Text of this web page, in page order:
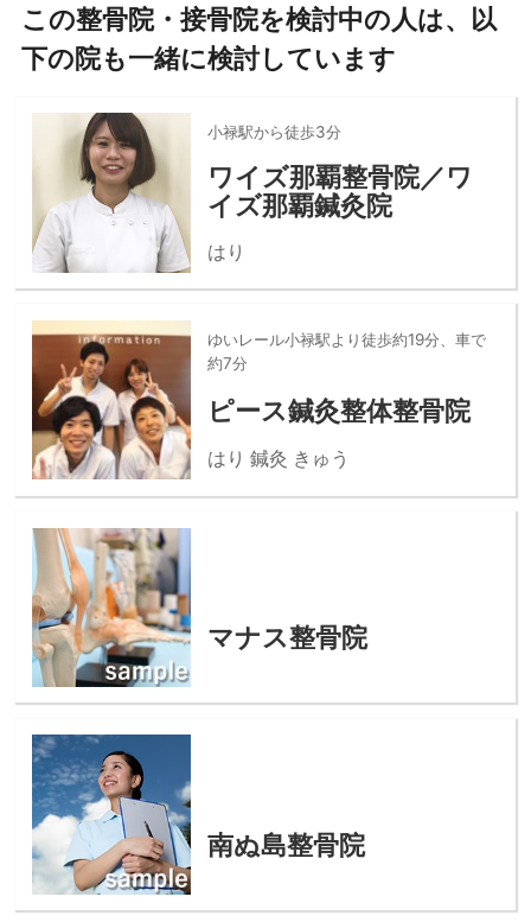
この整骨院・接骨院を検討中の人は、以
下の院も一緒に検討しています
小禄駅から徒歩3分
ワイズ那覇整骨院／ワ
イズ那覇鍼灸院
はり
ゆいレール小禄駅より徒歩約19分、車で
約7分
ピース鍼灸整体整骨院
はり 鍼灸 きゅう
マナス整骨院
南ぬ島整骨院